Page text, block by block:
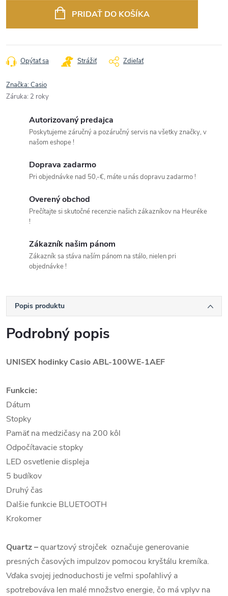
PRIDAŤ DO KOŠÍKA
Opýtať sa Strážiť Zdieľať
Značka:Casio
Záruka: 2 roky
Autorizovaný predajca
Poskytujeme záručný a pozáručný servis na všetky značky, v
našom eshope !
Doprava zadarmo
Pri objednávke nad 50,-€, máte u nás dopravu zadarmo !
Overený obchod
Prečítajte si skutočné recenzie našich zákazníkov na Heuréke
!
Zákazník našim pánom
Zákazník sa stáva naším pánom na stálo, nielen pri
objednávke !
Popis produktu
Podrobný popis
UNISEX hodinky Casio ABL-100WE-1AEF
Funkcie:
Dátum
Stopky
Pamäť na medzičasy na 200 kôl
Odpočítavacie stopky
LED osvetlenie displeja
5 budíkov
Druhý čas
Dalšie funkcie BLUETOOTH
Krokomer
Quartz–quartzový strojček označuje generovanie
presných časových impulzov pomocou kryštálu kremíka.
Vďaka svojej jednoduchosti je veľmi spoľahlivý a
spotrebováva len malé množstvo energie, čo má vplyv na